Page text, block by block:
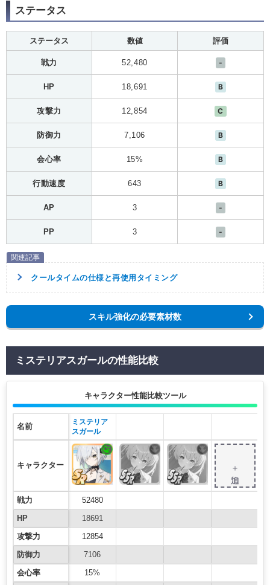
ステータス
ステータス 数値 評価
戦力 52,480 -
HP 18,691 B
攻撃力 12,854 C
防御力 7,106 B
会心率 15% B
行動速度 643 B
AP 3 -
PP 3 -
クールタイムの仕様と再使用タイミング
スキル強化の必要素材数
ミステリアスガールの性能比較
キャラクター性能比較ツール
名前
ミステリア
スガール
キャラクター ＋追加
戦力
52480
HP
18691
攻撃力
12854
防御力
7106
会心率
15%